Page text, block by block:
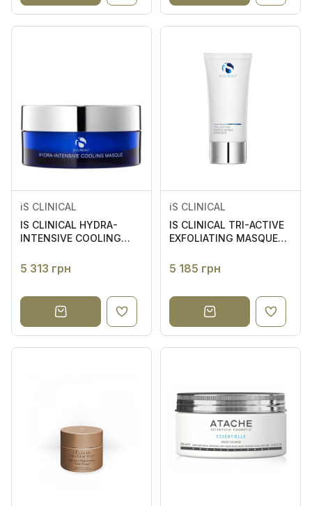
iS CLINICAL
IS CLINICAL HYDRA-
INTENSIVE COOLING
ІНТЕНСИВНОГО
ЗВОЛОЖЕННЯ ОБЛИЧЧЯ
5 313 грн
iS CLINICAL
IS CLINICAL TRI-ACTIVE
EXFOLIATING MASQUE
ОБЛИЧЧЯ
5 185 грн